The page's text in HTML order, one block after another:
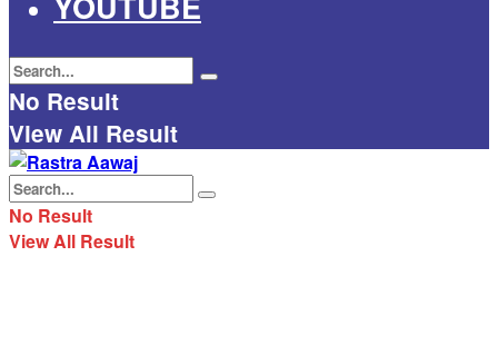
No Result
View All Result
No Result
View All Result